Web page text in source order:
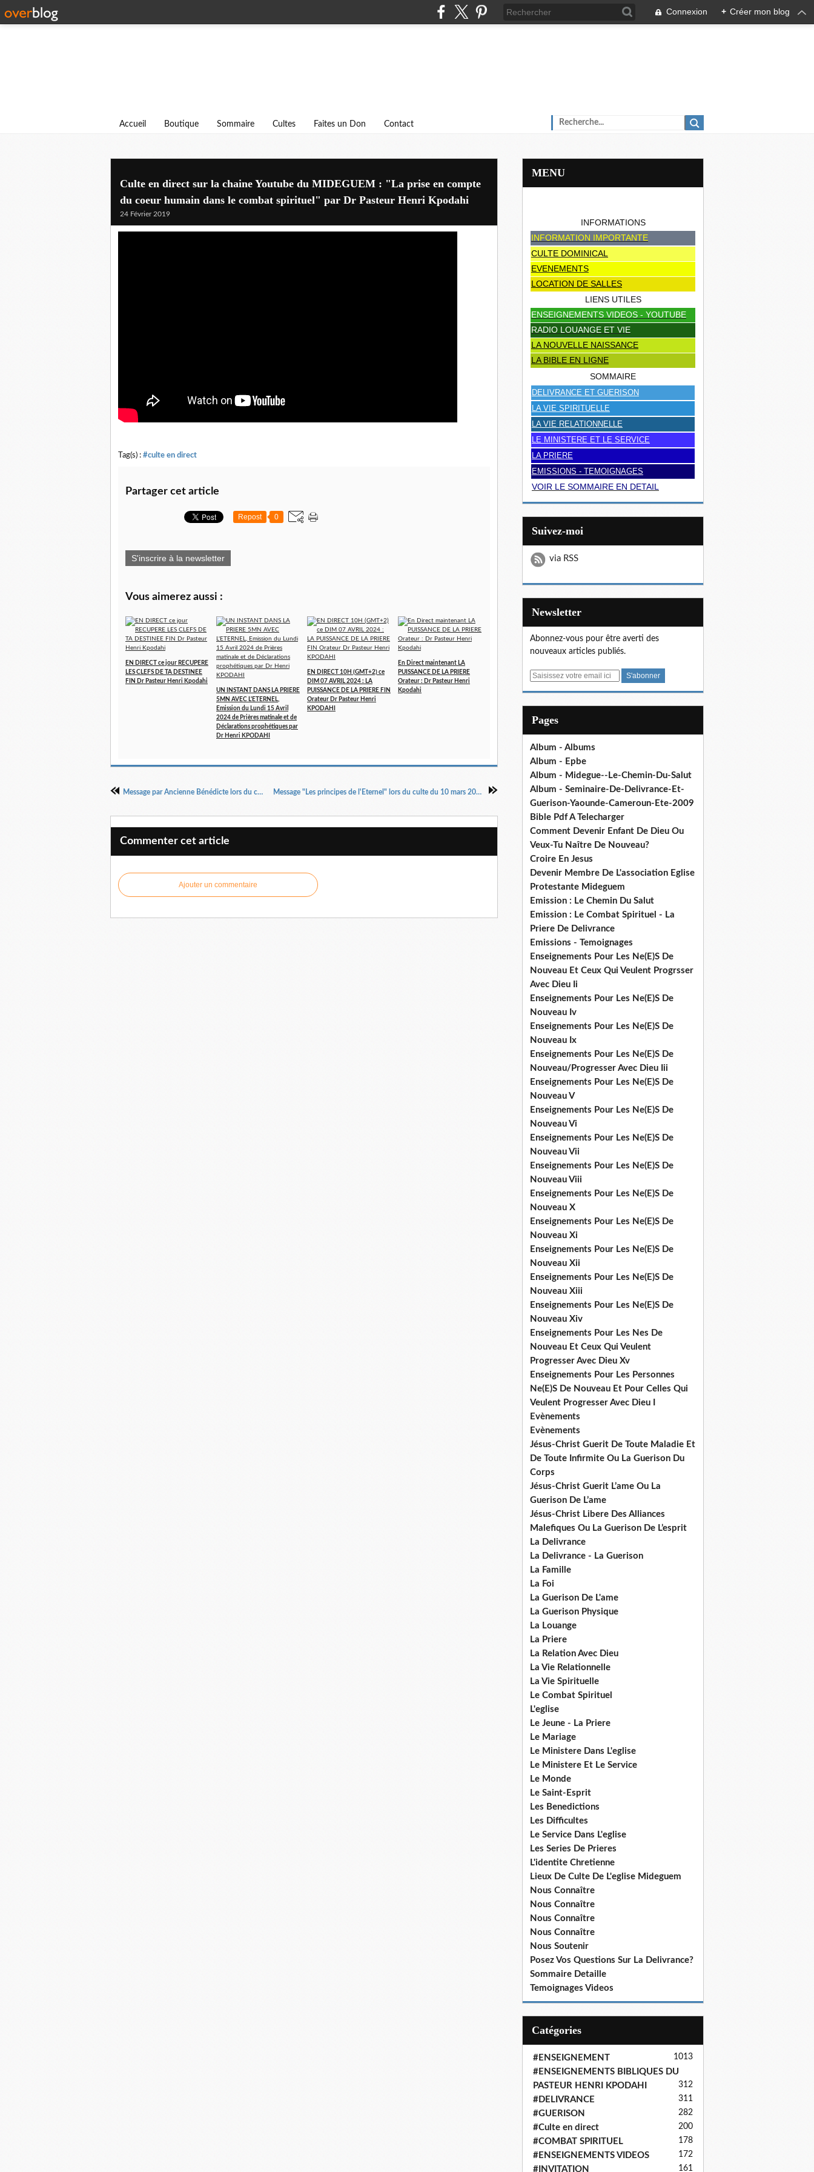
Connexion + Créer mon blog
Accueil Boutique Sommaire Cultes Faites un Don Contact
Culte en direct sur la chaine Youtube du MIDEGUEM : "La prise en compte
du coeur humain dans le combat spirituel" par Dr Pasteur Henri Kpodahi
24 Février 2019
Tag(s) : #culte en direct
Partager cet article
Repost 0
S'inscrire à la newsletter
Vous aimerez aussi :
EN DIRECT ce jour RECUPERE
LES CLEFS DE TA DESTINEE
FIN Dr Pasteur Henri Kpodahi
UN INSTANT DANS LA PRIERE
5MN AVEC L'ETERNEL,
Emission du Lundi 15 Avril
2024 de Prières matinale et de
Déclarations prophétiques par
Dr Henri KPODAHI
EN DIRECT 10H (GMT+2) ce
DIM 07 AVRIL 2024 : LA
PUISSANCE DE LA PRIERE FIN
Orateur Dr Pasteur Henri
KPODAHI
En Direct maintenant LA
PUISSANCE DE LA PRIERE
Orateur : Dr Pasteur Henri
Kpodahi
Message par Ancienne Bénédicte lors du culte du 17 février 2019 Message "Les principes de l'Eternel" lors du culte du 10 mars 2019 par Prophétesse Irène Makita
Commenter cet article
Ajouter un commentaire
MENU
INFORMATIONS
INFORMATION IMPORTANTE
CULTE DOMINICAL
EVENEMENTS
LOCATION DE SALLES
LIENS UTILES
ENSEIGNEMENTS VIDEOS - YOUTUBE
RADIO LOUANGE ET VIE
LA NOUVELLE NAISSANCE
LA BIBLE EN LIGNE
SOMMAIRE
DELIVRANCE ET GUERISON
LA VIE SPIRITUELLE
LA VIE RELATIONNELLE
LE MINISTERE ET LE SERVICE
LA PRIERE
EMISSIONS - TEMOIGNAGES
VOIR LE SOMMAIRE EN DETAIL
Suivez-moi
via RSS
Newsletter
Abonnez-vous pour être averti des
nouveaux articles publiés.
E
Pages
Album - Albums
Album - Epbe
Album - Midegue--Le-Chemin-Du-Salut
Album - Seminaire-De-Delivrance-Et-
Guerison-Yaounde-Cameroun-Ete-2009
Bible Pdf A Telecharger
Comment Devenir Enfant De Dieu Ou
Veux-Tu Naître De Nouveau?
Croire En Jesus
Devenir Membre De L'association Eglise
Protestante Mideguem
Emission : Le Chemin Du Salut
Emission : Le Combat Spirituel - La
Priere De Delivrance
Emissions - Temoignages
Enseignements Pour Les Ne(E)S De
Nouveau Et Ceux Qui Veulent Progrsser
Avec Dieu Ii
Enseignements Pour Les Ne(E)S De
Nouveau Iv
Enseignements Pour Les Ne(E)S De
Nouveau Ix
Enseignements Pour Les Ne(E)S De
Nouveau/Progresser Avec Dieu Iii
Enseignements Pour Les Ne(E)S De
Nouveau V
Enseignements Pour Les Ne(E)S De
Nouveau Vi
Enseignements Pour Les Ne(E)S De
Nouveau Vii
Enseignements Pour Les Ne(E)S De
Nouveau Viii
Enseignements Pour Les Ne(E)S De
Nouveau X
Enseignements Pour Les Ne(E)S De
Nouveau Xi
Enseignements Pour Les Ne(E)S De
Nouveau Xii
Enseignements Pour Les Ne(E)S De
Nouveau Xiii
Enseignements Pour Les Ne(E)S De
Nouveau Xiv
Enseignements Pour Les Nes De
Nouveau Et Ceux Qui Veulent
Progresser Avec Dieu Xv
Enseignements Pour Les Personnes
Ne(E)S De Nouveau Et Pour Celles Qui
Veulent Progresser Avec Dieu I
Evènements
Evènements
Jésus-Christ Guerit De Toute Maladie Et
De Toute Infirmite Ou La Guerison Du
Corps
Jésus-Christ Guerit L’ame Ou La
Guerison De L’ame
Jésus-Christ Libere Des Alliances
Malefiques Ou La Guerison De L’esprit
La Delivrance
La Delivrance - La Guerison
La Famille
La Foi
La Guerison De L'ame
La Guerison Physique
La Louange
La Priere
La Relation Avec Dieu
La Vie Relationnelle
La Vie Spirituelle
Le Combat Spirituel
L'eglise
Le Jeune - La Priere
Le Mariage
Le Ministere Dans L'eglise
Le Ministere Et Le Service
Le Monde
Le Saint-Esprit
Les Benedictions
Les Difficultes
Le Service Dans L'eglise
Les Series De Prieres
L'identite Chretienne
Lieux De Culte De L'eglise Mideguem
Nous Connaître
Nous Connaître
Nous Connaître
Nous Connaître
Nous Soutenir
Posez Vos Questions Sur La Delivrance?
Sommaire Detaille
Temoignages Videos
Catégories
#ENSEIGNEMENT 1013
#ENSEIGNEMENTS BIBLIQUES DU
PASTEUR HENRI KPODAHI
312
#DELIVRANCE 311
#GUERISON 282
#Culte en direct 200
#COMBAT SPIRITUEL 178
#ENSEIGNEMENTS VIDEOS 172
#INVITATION 161